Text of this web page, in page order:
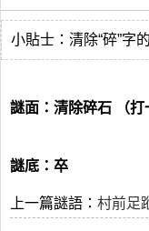
小貼士：清除“碎”字
謎面：清除碎石 （打
謎底：卒
上一篇謎語： 村前足